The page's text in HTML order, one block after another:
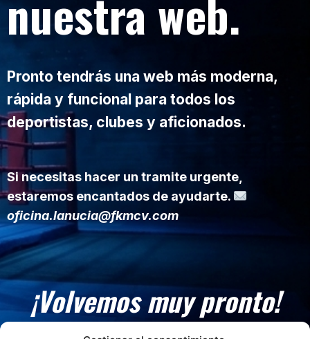
nuestra web.
Pronto tendrás una web más moderna,
rápida y funcional para todos los
deportistas, clubes y aficionados.
Si necesitas hacer un tramite urgente,
estaremos encantados de ayudarte.
oficina.lanucia@fkmcv.com
¡Volvemos muy pronto!